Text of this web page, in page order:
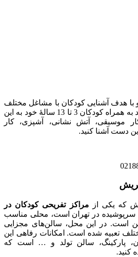
مجموعه در سال 97 و با هدف آشنایی کودکان با مشاغل مختلف
تاسیس شد. شما می‌توانید به همراه کودکان 3 تا 13 سالۀ خود به این
موسیقی، آتش نشانی، آشپزی، کار
دست آشنا کنید.
که یکی از مراکز تفریحی کودکان در
سرپوشیده در تهران است، محلی مناسب
است. در این محل، سالن‌های مجزایی
تعبیه شده است. امکانات رفاهی این
پارکینگ، سالن تولد و … است که
کنید.